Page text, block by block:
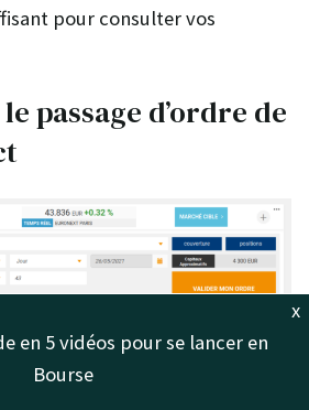
pour consulter vos
passage d’ordre de
PEA Bourse Direct : Étape 1 sur unETF
immobilier
x
en 5 vidéos pour se lancer en
Bourse